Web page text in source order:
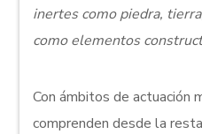
inertes como piedra,
como elementos
Con ámbitos de actuación
comprenden desde la